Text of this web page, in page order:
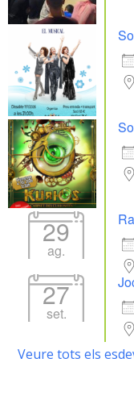
29
ag.
27
set.
Veure tots els